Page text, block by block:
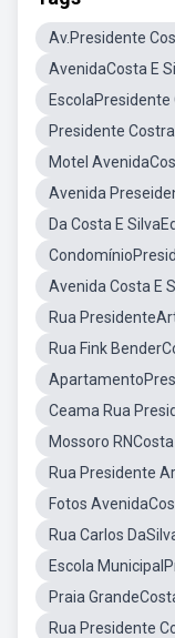
Av.Presidente
AvenidaCosta E
EscolaPresidente
Presidente
Motel
Avenida
Da Costa E
Avenida Costa E
Rua
Rua Fink
Ceama Rua
Mossoro
Rua Presidente
Fotos
Rua Carlos
Escola
Praia
Rua Presidente